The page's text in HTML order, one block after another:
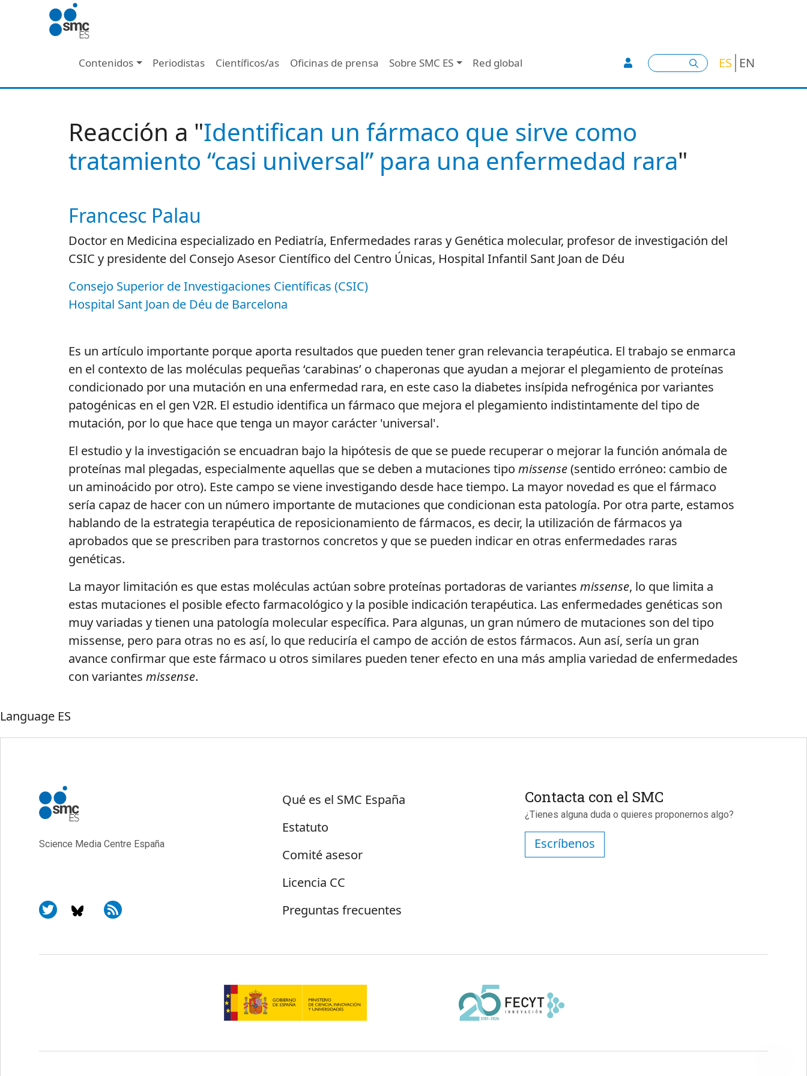
Pasar al contenido principal
Navegación principal - Header
Contenidos Periodistas Científicos/as Oficinas de prensa Sobre SMC ES Red global User account menu
Buscar ES EN
Reacción a "Identifican un fármaco que sirve como
tratamiento “casi universal” para una enfermedad rara"
Autor/es reacciones
Francesc Palau
Doctor en Medicina especializado en Pediatría, Enfermedades raras y Genética molecular, profesor de investigación del
CSIC y presidente del Consejo Asesor Científico del Centro Únicas, Hospital Infantil Sant Joan de Déu
Consejo Superior de Investigaciones Científicas (CSIC)
Hospital Sant Joan de Déu de Barcelona
Es un artículo importante porque aporta resultados que pueden tener gran relevancia terapéutica. El trabajo se enmarca
en el contexto de las moléculas pequeñas ‘carabinas’ o chaperonas que ayudan a mejorar el plegamiento de proteínas
condicionado por una mutación en una enfermedad rara, en este caso la diabetes insípida nefrogénica por variantes
patogénicas en el gen V2R. El estudio identifica un fármaco que mejora el plegamiento indistintamente del tipo de
mutación, por lo que hace que tenga un mayor carácter 'universal'.
El estudio y la investigación se encuadran bajo la hipótesis de que se puede recuperar o mejorar la función anómala de
proteínas mal plegadas, especialmente aquellas que se deben a mutaciones tipo missense(sentido erróneo: cambio de
un aminoácido por otro). Este campo se viene investigando desde hace tiempo. La mayor novedad es que el fármaco
sería capaz de hacer con un número importante de mutaciones que condicionan esta patología. Por otra parte, estamos
hablando de la estrategia terapéutica de reposicionamiento de fármacos, es decir, la utilización de fármacos ya
aprobados que se prescriben para trastornos concretos y que se pueden indicar en otras enfermedades raras
genéticas.
La mayor limitación es que estas moléculas actúan sobre proteínas portadoras de variantes missense, lo que limita a
estas mutaciones el posible efecto farmacológico y la posible indicación terapéutica. Las enfermedades genéticas son
muy variadas y tienen una patología molecular específica. Para algunas, un gran número de mutaciones son del tipo
missense, pero para otras no es así, lo que reduciría el campo de acción de estos fármacos. Aun así, sería un gran
avance confirmar que este fármaco u otros similares pueden tener efecto en una más amplia variedad de enfermedades
con variantes missense.
Language ES
Science Media Centre España
Sobre SMC España
Qué es el SMC España
Estatuto
Comité asesor
Licencia CC
Preguntas frecuentes
Contacta con el SMC
¿Tienes alguna duda o quieres proponernos algo?
Escríbenos